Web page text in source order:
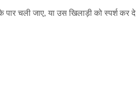
पार चली जाए, या उस खिलाड़ी को स्पर्श कर दे